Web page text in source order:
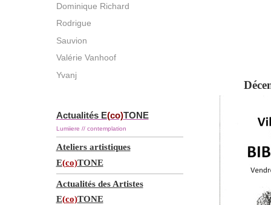
Dominique Richard
Rodrigue
Sauvion
Valérie Vanhoof
Yvanj
Actualités E(co)TONE
Lumiiere // contemplation
Ateliers artistiques
E(co)TONE
Actualités des Artistes
E(co)TONE